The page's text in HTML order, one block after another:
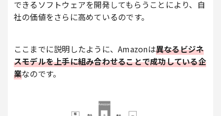
できるソフトウェアを開発してもらうことにより、自
社の価値をさらに高めているのです。
ここまでに説明したように、Amazonは異なるビジネ
スモデルを上手に組み合わせることで成功している企
業なのです。